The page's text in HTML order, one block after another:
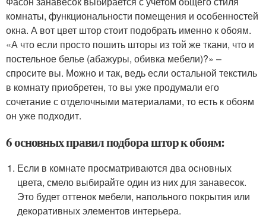
комнаты, функциональности помещения и особенностей
окна. А вот цвет штор стоит подобрать именно к обоям.
«А что если просто пошить шторы из той же ткани, что и
постельное белье (абажуры, обивка мебели)?» –
спросите вы. Можно и так, ведь если остальной текстиль
в комнату приобретен, то вы уже продумали его
сочетание с отделочными материалами, то есть к обоям
он уже подходит.
6 основных правил подбора штор к обоям:
Если в комнате просматриваются два основных
цвета, смело выбирайте один из них для занавесок.
Это будет оттенок мебели, напольного покрытия или
декоративных элементов интерьера.